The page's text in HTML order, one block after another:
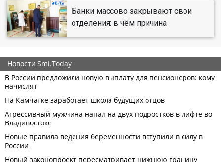
Банки массово закрывают свои
отделения: в чём причина